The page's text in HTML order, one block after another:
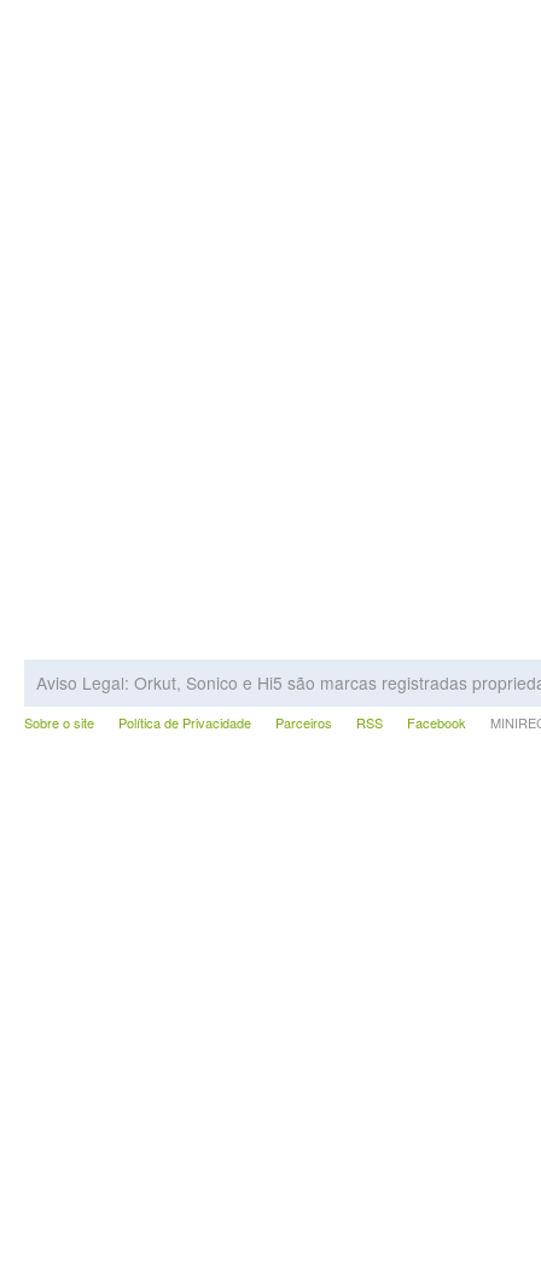
Aviso Legal: Orkut, Sonico e Hi5 são marcas registradas
Sobre o site Política de Privacidade Parceiros RSS Facebook